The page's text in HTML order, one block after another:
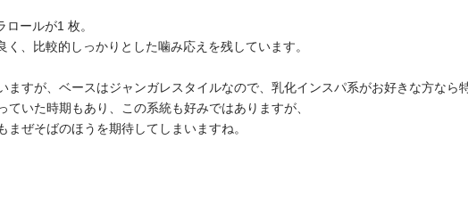
ールが1 枚。
、比較的しっかりとした噛み応えを残しています。
すが、ベースはジャンガレスタイルなので、乳化インスパ系がお好きな方なら
いた時期もあり、この系統も好みではありますが、
ぜそばのほうを期待してしまいますね。